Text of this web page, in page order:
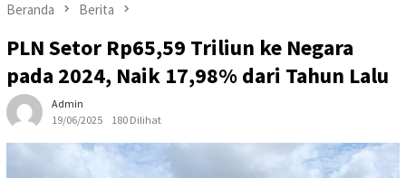
Beranda Berita
PLN Setor Rp65,59 Triliun ke Negara
pada 2024, Naik 17,98% dari Tahun Lalu
Admin
19/06/2025
180 Dilihat